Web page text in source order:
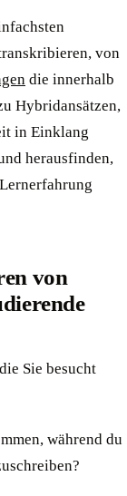
von
die innerhalb
Hybridansätzen,
in Einklang
herausfinden,
von
Sie besucht
während du